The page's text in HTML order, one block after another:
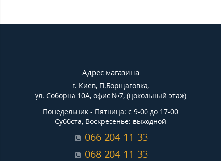
Адрес магазина
г. Киев, П.Борщаговка,
ул. Соборна 10А, офис №7, (цокольный этаж)
Понедельник - Пятница: с 9-00 до 17-00
Суббота, Воскресенье: выходной
066-204-11-33
068-204-11-33